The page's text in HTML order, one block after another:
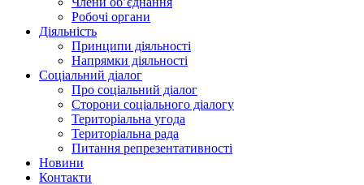
Робочі органи
Діяльність
Принципи діяльності
Напрямки діяльності
Соціальний діалог
Про соціальний діалог
Сторони соціального діалогу
Територіальна угода
Територіальна рада
Питання репрезентативності
Новини
Контакти